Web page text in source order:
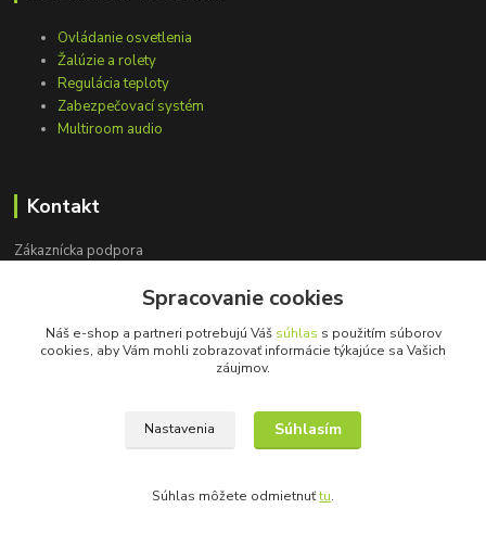
Ovládanie osvetlenia
Žalúzie a rolety
Regulácia teploty
Zabezpečovací systém
Multiroom audio
Kontakt
Zákaznícka podpora
info@loxprofi.sk
©2018-2024 LOXprofi - všetky práva vyhradené
Spracovanie cookies
Náš e-shop a partneri potrebujú Váš súhlas s použitím súborov
cookies, aby Vám mohli zobrazovať informácie týkajúce sa Vašich
záujmov.
Nastavenia Súhlasím
Súhlas môžete odmietnuťtu.